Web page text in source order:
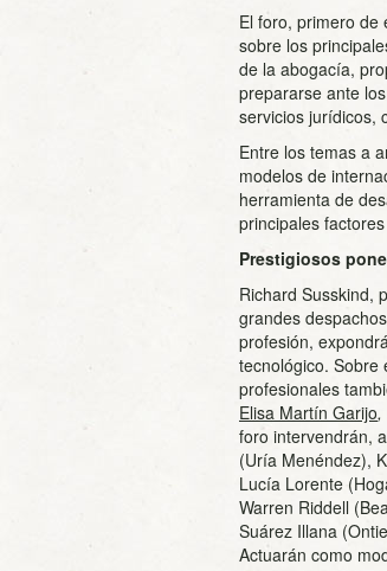
El foro, primero de
sobre los
de la abogacía,
prepararse ante
servicios jurídicos,
Entre los temas a
modelos de
herramienta de
principales
Prestigiosos
Richard Susskind,
grandes
profesión,
tecnológico. Sobre
profesionales
Elisa Martín Garijo,
foro intervendrán,
(Uría Menéndez),
Lucía Lorente
Warren Riddell
Suárez Illana
Actuarán como